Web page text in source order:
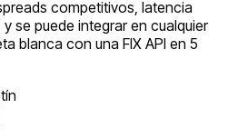
competitivos, latencia
se puede integrar en cualquier
blanca con una FIX API en 5